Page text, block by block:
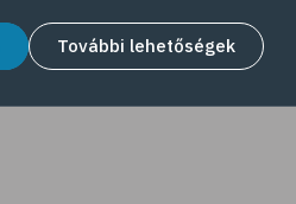
További lehetőségek